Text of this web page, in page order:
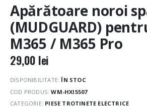
Apărătoare noroi
(MUDGUARD)
M365 / M365 Pro
29,00 lei
DISPONIBILITATE:ÎN STOC
COD PRODUS:WM-HXI5507
CATEGORIE: PIESE TROTINETE ELECTRICE